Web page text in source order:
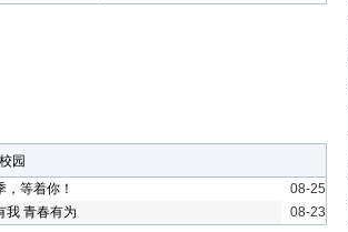
园
，等着你！
08-25
我 青春有为
08-23